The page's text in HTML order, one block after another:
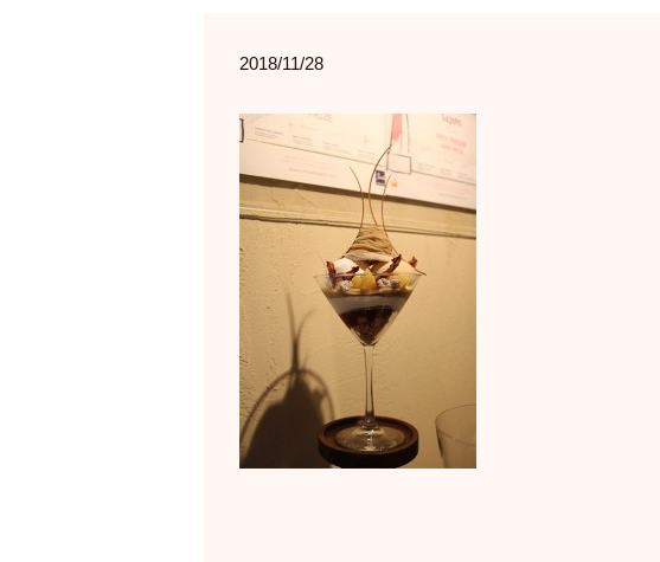
2018/11/28